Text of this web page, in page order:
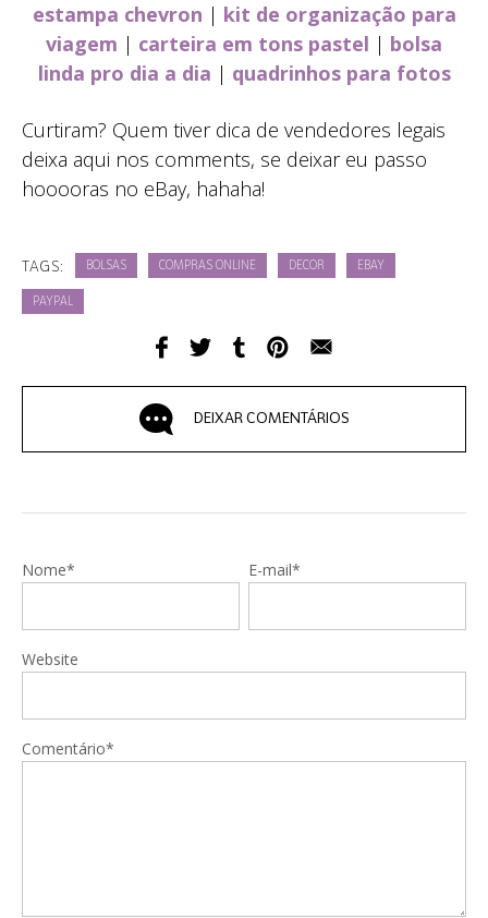
estampa chevron | kit de organização para
viagem | carteira em tons pastel | bolsa
linda pro dia a dia | quadrinhos para fotos
Curtiram? Quem tiver dica de vendedores legais
deixa aqui nos comments, se deixar eu passo
hooooras no eBay, hahaha!
TAGS: BOLSAS COMPRAS ONLINE DECOR EBAY
PAYPAL
DEIXAR COMENTÁRIOS
Nome* E-mail*
Website
Comentário*